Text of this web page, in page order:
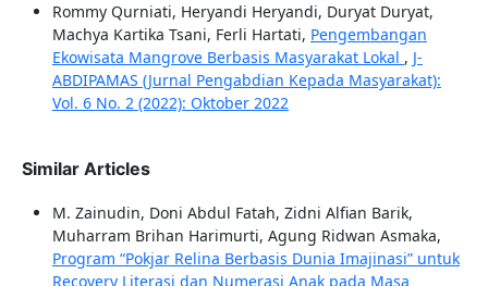
Rommy Qurniati, Heryandi Heryandi, Duryat Duryat,
Machya Kartika Tsani, Ferli Hartati, Pengembangan
Ekowisata Mangrove Berbasis Masyarakat Lokal , J-
ABDIPAMAS (Jurnal Pengabdian Kepada Masyarakat):
Vol. 6 No. 2 (2022): Oktober 2022
Similar Articles
M. Zainudin, Doni Abdul Fatah, Zidni Alfian Barik,
Muharram Brihan Harimurti, Agung Ridwan Asmaka,
Program “Pokjar Relina Berbasis Dunia Imajinasi” untuk
Recovery Literasi dan Numerasi Anak pada Masa